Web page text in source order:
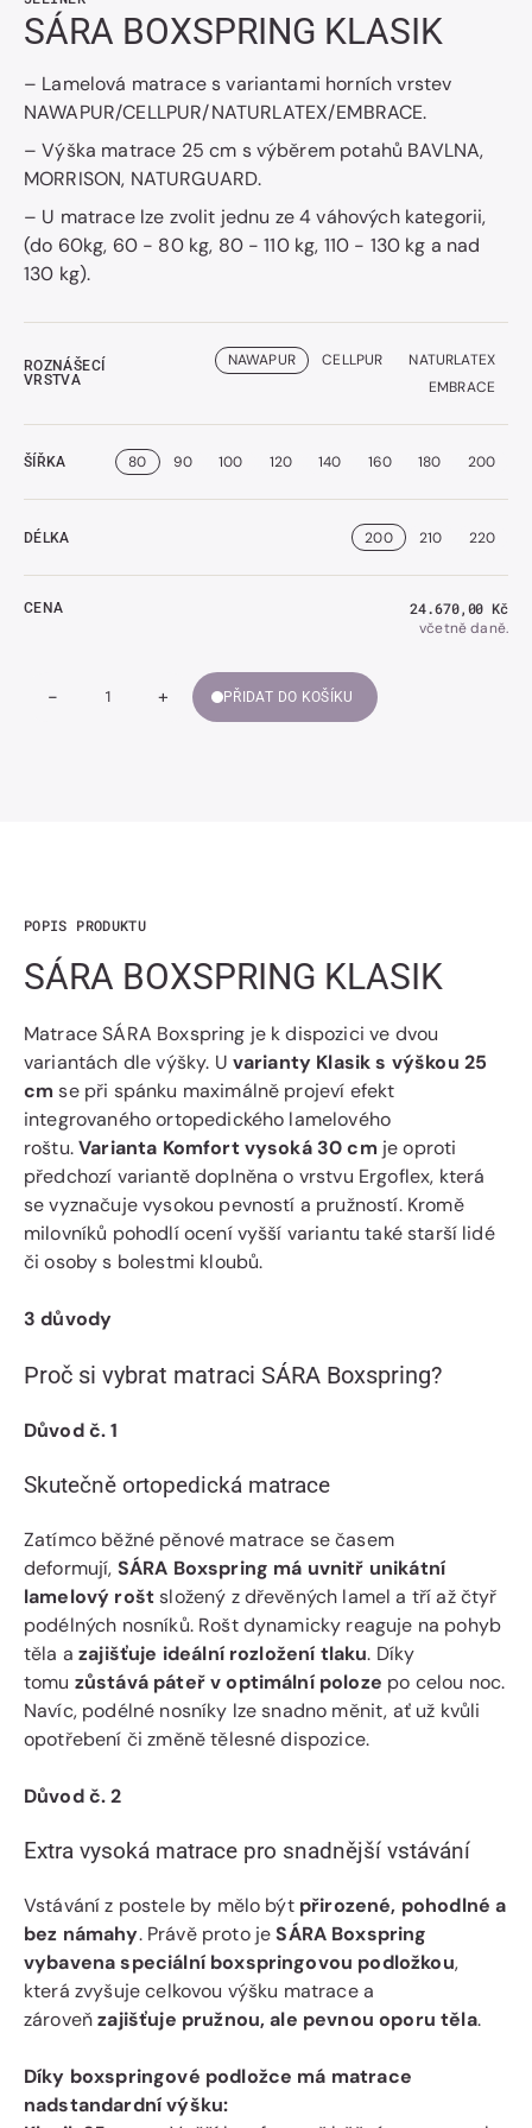
SÁRA BOXSPRING KLASIK
– Lamelová matrace s variantami horních vrstev
NAWAPUR/CELLPUR/NATURLATEX/EMBRACE.
– Výška matrace 25 cm s výběrem potahů BAVLNA,
MORRISON, NATURGUARD.
– U matrace lze zvolit jednu ze 4 váhových kategorii,
(do 60kg, 60 - 80 kg, 80 - 110 kg, 110 - 130 kg a nad
130 kg).
ROZNÁŠECÍ
VRSTVA
NAWAPUR CELLPUR
NATURLATEX
EMBRACE
ŠÍŘKA 80 90 100 120 140 160 180 200
DÉLKA 200 210 220
CENA Běžná
cena
24.670,00 Kč
včetně daně.
Snížit
-
Zvýšit
množství
+ PŘIDAT DO KOŠÍKU
POPIS PRODUKTU
SÁRA BOXSPRING KLASIK
Matrace SÁRA Boxspring je k dispozici ve dvou
variantách dle výšky. U varianty Klasik s výškou 25
cm se při spánku maximálně projeví efekt
integrovaného ortopedického lamelového
roštu.Varianta Komfort vysoká 30 cm je oproti
předchozí variantě doplněna o vrstvu Ergoflex, která
se vyznačuje vysokou pevností a pružností. Kromě
milovníků pohodlí ocení vyšší variantu také starší lidé
či osoby s bolestmi kloubů.
3 důvody
Proč si vybrat matraci SÁRA Boxspring?
Důvod č. 1
Skutečně ortopedická matrace
Zatímco běžné pěnové matrace se časem
deformují, SÁRA Boxspring má uvnitř unikátní
lamelový roštsložený z dřevěných lamel a tří až čtyř
podélných nosníků. Rošt dynamicky reaguje na pohyb
těla azajišťuje ideální rozložení tlaku. Díky
tomu zůstává páteř v optimální poloze po celou noc.
Navíc, podélné nosníky lze snadno měnit, ať už kvůli
opotřebení či změně tělesné dispozice.
Důvod č. 2
Extra vysoká matrace pro snadnější vstávání
Vstávání z postele by mělo být přirozené, pohodlné a
bez námahy. Právě proto jeSÁRA Boxspring
vybavena speciální boxspringovou podložkou,
která zvyšuje celkovou výšku matrace a
zároveňzajišťuje pružnou, ale pevnou oporu těla.
Díky boxspringové podložce má matrace
nadstandardní výšku: